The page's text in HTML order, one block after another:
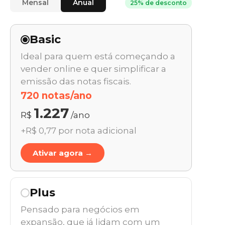
Mensal Anual 25% de desconto
Basic
Ideal para quem está começando a
vender online e quer simplificar a
emissão das notas fiscais.
720 notas/ano
R$ 1.227 /ano
+R$ 0,77 por nota adicional
Ativar agora →
Plus
Pensado para negócios em
expansão, que já lidam com um